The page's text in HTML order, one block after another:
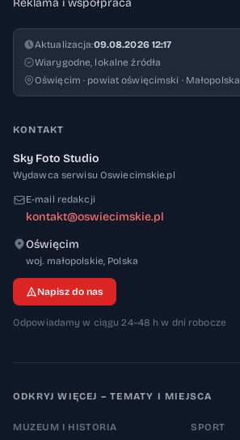
Reklama i współpraca
Aktualizacja:09.08.2026 12:17
Wiarygodne, lokalne źródła
Oświęcim · powiat oświęcimski · Małopolska
KONTAKT
Sky Foto Studio
Wydawca serwisu Oswiecimskie.pl
E-mail redakcji
kontakt@oswiecimskie.pl
Oświęcim
woj. małopolskie, 32-600
Polska
Napisz do nas
Odpowiadamy w ciągu 24–48 h w dni robocze
ODKRYJ WIĘCEJ – TEMATY I MIEJSCA
MUZEUM I HISTORIA SPORT